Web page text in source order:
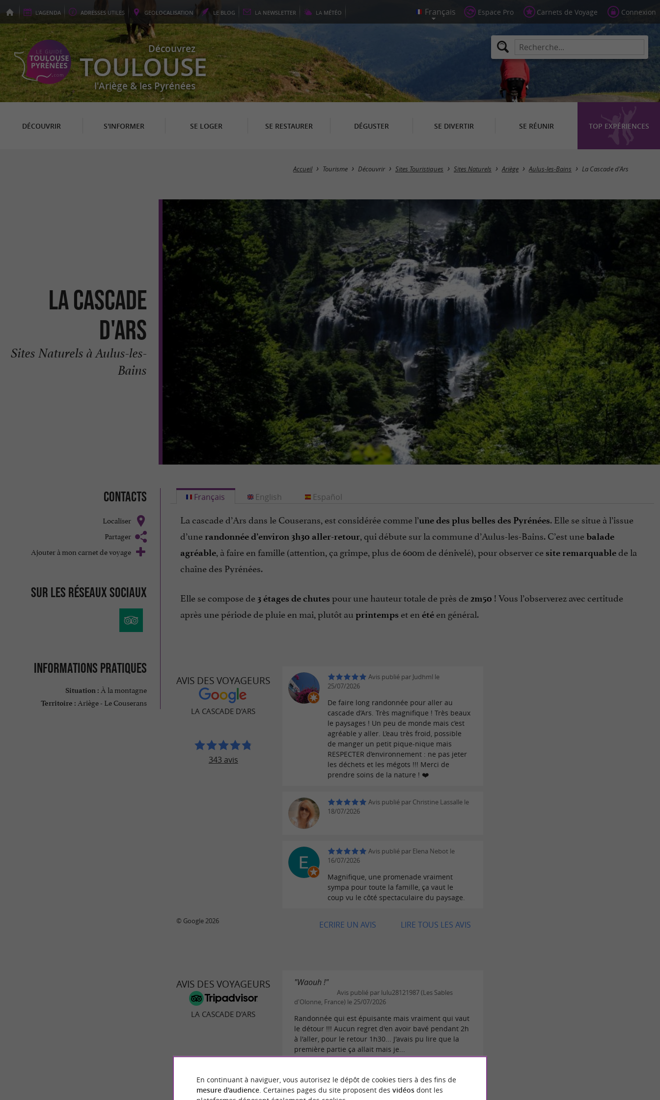
L'AGENDA ADRESSES UTILES GEOLOCALISATION LE BLOG LA NEWSLETTER LA MÉTÉO Espace Pro Carnets de Voyage Connexion
Découvrez
TOULOUSE
l'Ariège & les Pyrénées
DÉCOUVRIR S'INFORMER SE LOGER SE RESTAURER DÉGUSTER SE DIVERTIR SE RÉUNIR TOP EXPÉRIENCES
Accueil Tourisme Découvrir Sites Touristiques Sites Naturels Ariège Aulus-les-Bains La Cascade d'Ars
La Cascade
d'Ars
Sites Naturels à Aulus-les-
Bains
Contacts
Localiser
Partager
Ajouter à mon carnet de voyage
Sur les réseaux sociaux
Informations pratiques
Situation : À la montagne
Territoire : Ariège - Le Couserans
Français
La cascade d’Ars dans le Couserans, est considérée comme l’une des plus belles des Pyrénées. Elle se situe à l’issue
d’unerandonnée d’environ 3h30 aller-retour, qui débute sur la commune d’Aulus-les-Bains. C’est unebalade
agréable, à faire en famille (attention, ça grimpe, plus de 600m de dénivelé), pour observer ce site remarquablede la
chaîne des Pyrénées.
Elle se compose de 3 étages de chutes pour une hauteur totale de près de2m50 ! Vous l’observerez avec certitude
après une période de pluie en mai, plutôt au printemps et en été en général.
English Español
AVIS DES VOYAGEURS
LA CASCADE D'ARS
343 avis
Avis publié par Judhml le
25/07/2026
De faire long randonnée pour aller au
cascade d’Ars. Très magnifique ! Très beaux
le paysages ! Un peu de monde mais c’est
agréable y aller. L’eau très froid, possible
de manger un petit pique-nique mais
RESPECTER d’environnement : ne pas jeter
les déchets et les mégots !!! Merci de
prendre soins de la nature ! ❤️
Avis publié par Christine Lassalle le
18/07/2026
Avis publié par Elena Nebot le
16/07/2026
Magnifique, une promenade vraiment
sympa pour toute la famille, ça vaut le
coup vu le côté spectaculaire du paysage.
LIRE TOUS LES AVIS
ECRIRE UN AVIS
© Google 2026
AVIS DES VOYAGEURS
LA CASCADE D'ARS
105 avis
"Waouh !"
Avis publié par lulu28121987 (Les Sables
d'Olonne, France) le 25/07/2026
Randonnée qui est épuisante mais vraiment qui vaut
le détour !!! Aucun regret d'en avoir bavé pendant 2h
à l'aller, pour le retour 1h30... J'avais pu lire que la
première partie ça allait mais je...
En continuant à naviguer, vous autorisez le dépôt de cookies tiers à des fins de
mesure d'audience. Certaines pages du site proposent des vidéosdont les